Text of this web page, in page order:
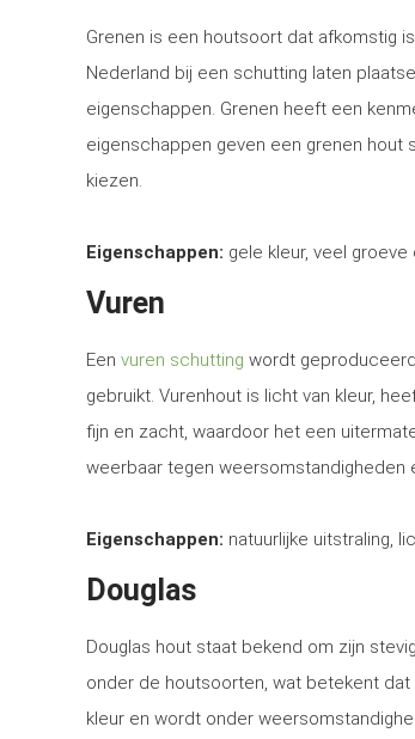
Grenen is een houtsoort dat afkomstig
Nederland bij een schutting laten
eigenschappen. Grenen heeft een
eigenschappen geven een grenen hout
kiezen.
Eigenschappen: gele kleur, veel
Vuren
Een vuren schutting wordt
gebruikt. Vurenhout is licht van kleur,
fijn en zacht, waardoor het een
weerbaar tegen weersomstandigheden
Eigenschappen: natuurlijke uitstraling,
Douglas
Douglas hout staat bekend om zijn
onder de houtsoorten, wat betekent
kleur en wordt onder